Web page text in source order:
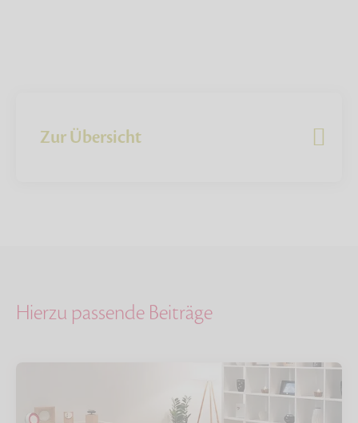
Zur Übersicht
Hierzu passende Beiträge